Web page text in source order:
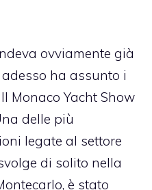
ovviamente già
ha assunto i
Monaco Yacht Show
delle più
legate al settore
di solito nella
è stato